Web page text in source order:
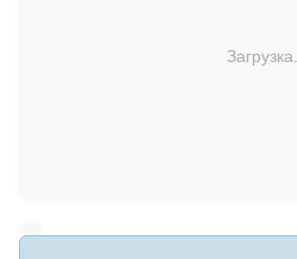
Загрузка...